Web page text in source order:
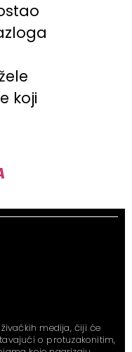
koji
medija, čiji će
o protuzakonitim,